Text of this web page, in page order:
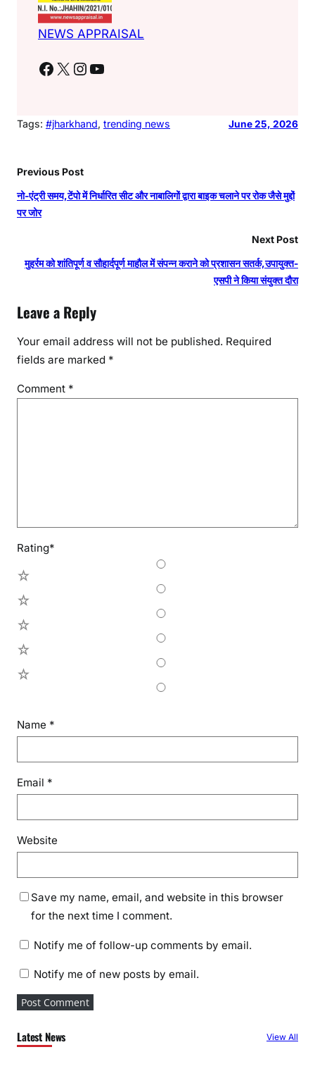
NEWS APPRAISAL
Facebook X Instagram YouTube
Tags: #jharkhand, trending news June 25, 2026
Previous Post
नो-एंट्री समय,टेंपो में निर्धारित सीट और नाबालिगों द्वारा बाइक चलाने पर रोक जैसे मुद्दों
पर जोर
Next Post
मुहर्रम को शांतिपूर्ण व सौहार्दपूर्ण माहौल में संपन्न कराने को प्रशासन सतर्क,उपायुक्त-
एसपी ने किया संयुक्त दौरा
Leave a Reply
Your email address will not be published. Required
fields are marked *
Comment *
Rating*
Name *
Email *
Website
Save my name, email, and website in this browser
for the next time I comment.
Notify me of follow-up comments by email.
Notify me of new posts by email.
Latest News View All